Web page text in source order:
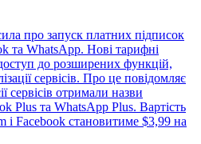
про запуск платних підписок
та WhatsApp. Нові тарифні
до розширених функцій,
сервісів. Про це повідомляє
сервісів отримали назви
Plus та WhatsApp Plus. Вартість
і Facebook становитиме $3,99 на